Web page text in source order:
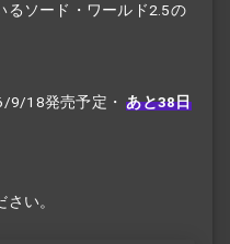
るソード・ワールド2.5の
9/18発売予定・ あと38日
い。